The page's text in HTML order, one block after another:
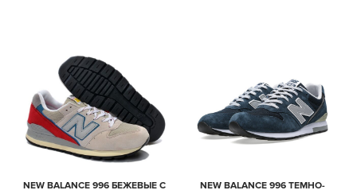
NEW BALANCE 996 БЕЖЕВЫЕ С
NEW BALANCE 996 ТЕМНО-